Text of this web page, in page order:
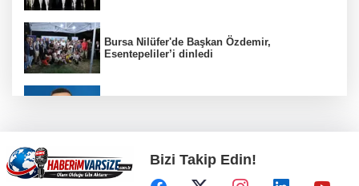
Bursa Nilüfer'de Başkan Özdemir,
Esentepeliler’i dinledi
Kayseri Büyükşehir gökyüzü tutkunlarını
Erciyes'te buluşturacak
Bizi Takip Edin!